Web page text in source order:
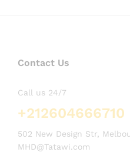
Contact Us
Call us 24/7
+212604666710
502 New Design Str,
MHD@Tatawi.com